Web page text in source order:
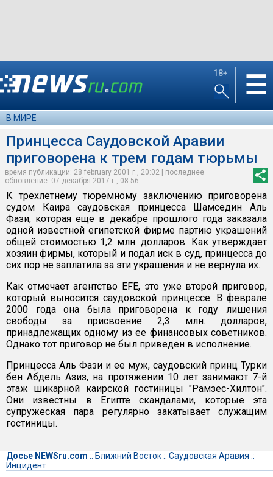
18+ ☰
В МИРЕ
Принцесса Саудовской Аравии
приговорена к трем годам тюрьмы
время публикации: 28 february 2001 г., 20:02 | последнее
обновление: 07 декабря 2017 г., 08:56
К трехлетнему тюремному заключению приговорена
судом Каира саудовская принцесса Шамседин Аль
Фази, которая еще в декабре прошлого года заказала
одной известной египетской фирме партию украшений
общей стоимостью 1,2 млн. долларов. Как утверждает
хозяин фирмы, который и подал иск в суд, принцесса до
сих пор не заплатила за эти украшения и не вернула их.
Как отмечает агентство EFE, это уже второй приговор,
который выносится саудовской принцессе. В феврале
2000 года она была приговорена к году лишения
свободы за присвоение 2,3 млн. долларов,
принадлежащих одному из ее финансовых советников.
Однако тот приговор не был приведен в исполнение.
Принцесса Аль Фази и ее муж, саудовский принц Турки
бен Абдель Азиз, на протяжении 10 лет занимают 7-й
этаж шикарной каирской гостиницы "Рамзес-Хилтон".
Они известны в Египте скандалами, которые эта
супружеская пара регулярно закатывает служащим
гостиницы.
Досье NEWSru.com :: Ближний Восток:: Саудовская Аравия ::
Инцидент